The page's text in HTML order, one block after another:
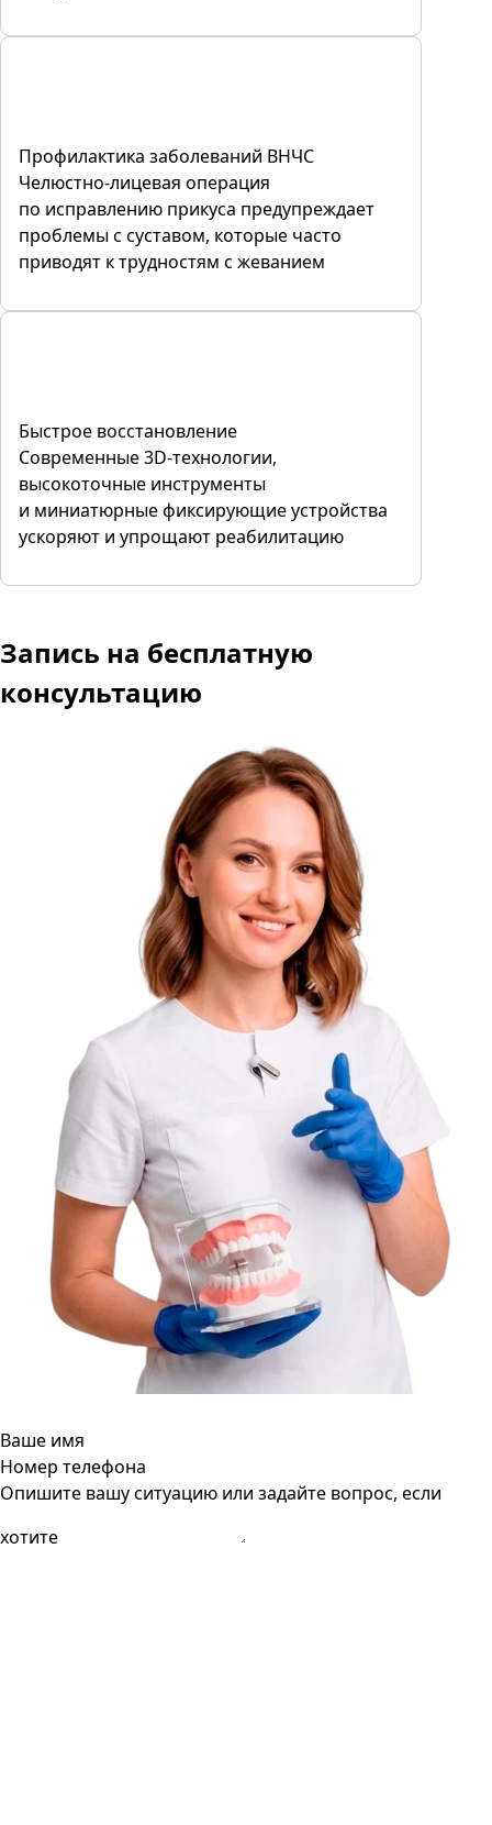
Профилактика заболеваний ВНЧС
Челюстно-лицевая операция
по исправлению прикуса предупреждает
проблемы с суставом, которые часто
приводят к трудностям с жеванием
Быстрое восстановление
Современные 3D-технологии,
высокоточные инструменты
и миниатюрные фиксирующие устройства
ускоряют и упрощают реабилитацию
Запись на бесплатную
консультацию
Ваше имя
Номер телефона
Опишите вашу ситуацию или задайте вопрос, если
хотите